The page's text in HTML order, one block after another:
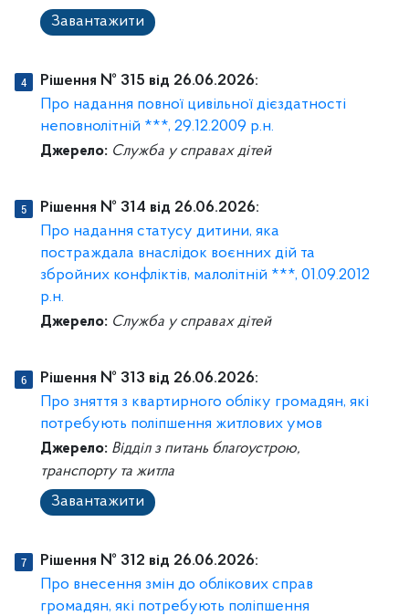
Завантажити
Рішення № 315 від 26.06.2026:
Про надання повної цивільної дієздатності
неповнолітній ***, 29.12.2009 р.н.
Джерело: Служба у справах дітей
Рішення № 314 від 26.06.2026:
Про надання статусу дитини, яка
постраждала внаслідок воєнних дій та
збройних конфліктів, малолітній ***, 01.09.2012
р.н.
Джерело: Служба у справах дітей
Рішення № 313 від 26.06.2026:
Про зняття з квартирного обліку громадян, які
потребують поліпшення житлових умов
Джерело: Відділ з питань благоустрою,
транспорту та житла
Завантажити
Рішення № 312 від 26.06.2026:
Про внесення змін до облікових справ
громадян, які потребують поліпшення